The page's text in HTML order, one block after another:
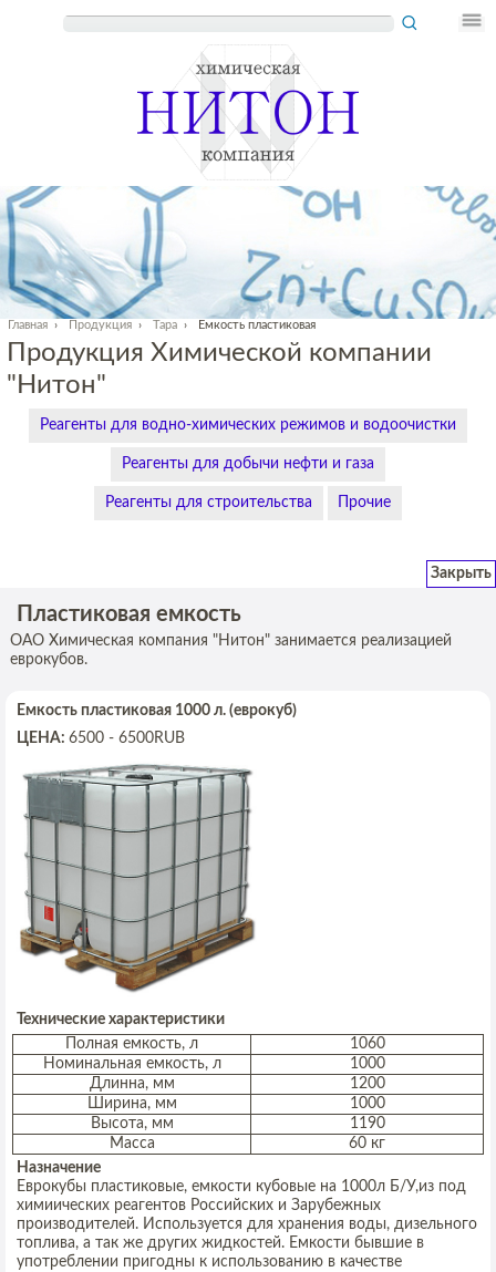
Главная › Продукция › Тара › Емкость пластиковая
Продукция Химической компании
"Нитон"
Реагенты для водно-химических режимов и водоочистки
Реагенты для добычи нефти и газа
Реагенты для строительства Прочие
Закрыть
Пластиковая емкость
ОАО Химическая компания "Нитон" занимается реализацией
еврокубов.
Емкость пластиковая 1000 л. (еврокуб)
ЦЕНА: 6500 - 6500RUB
Технические характеристики
Полная емкость, л
1060
Номинальная емкость, л
1000
Длинна, мм
1200
Ширина, мм
1000
Высота, мм
1190
Масса
60 кг
Назначение
Еврокубы пластиковые, емкости кубовые на 1000л Б/У,из под
химиических реагентов Российских и Зарубежных
производителей. Используется для хранения воды, дизельного
топлива, а так же других жидкостей. Емкости бывшие в
употреблении пригодны к использованию в качестве